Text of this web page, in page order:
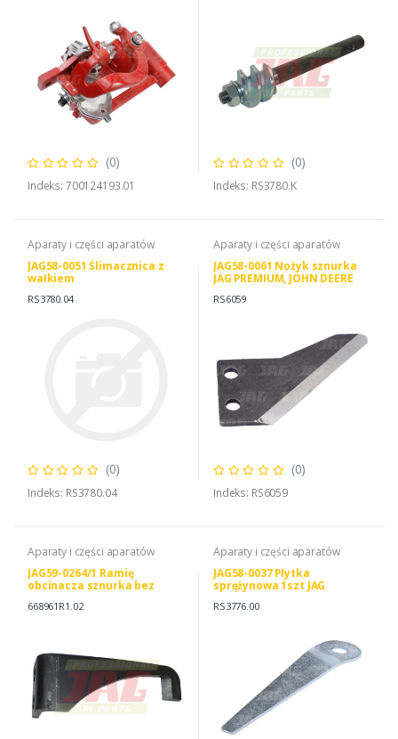
(0)
Indeks: 700124193.01
(0)
Indeks: RS3780.K
Aparaty i części aparatów
JAG58-0051 Ślimacznica z
wałkiem
RS3780.04
(0)
Indeks: RS3780.04
Aparaty i części aparatów
JAG58-0061 Nożyk sznurka
JAG PREMIUM, JOHN DEERE
06581848
RS6059
(0)
Indeks: RS6059
Aparaty i części aparatów
JAG59-0264/1 Ramię
obcinacza sznurka bez
668961R1
668961R1.02
Aparaty i części aparatów
JAG58-0037 Płytka
sprężynowa 1szt JAG
DEUTZ FAHR 06250816
RS3776.00